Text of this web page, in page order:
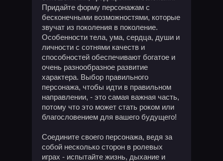
Придайте форму персонажам с
бесконечными возможностями, которые
звучат из поколения в поколение.
Особенности тела, ума, сердца, души и
личности с сотнями качеств и
способностей обеспечивают богатое и
очень разнообразное развитие
характера. Выбор правильного
персонажа, чтобы идти в правильном
направлении, - это самая важная часть,
потому что это может стать роком или
благословением для вашего будущего!
Соедините своего персонажа, ведя за
собой несколько сторон в ролевых
играх - испытайте жизнь, дыхание и